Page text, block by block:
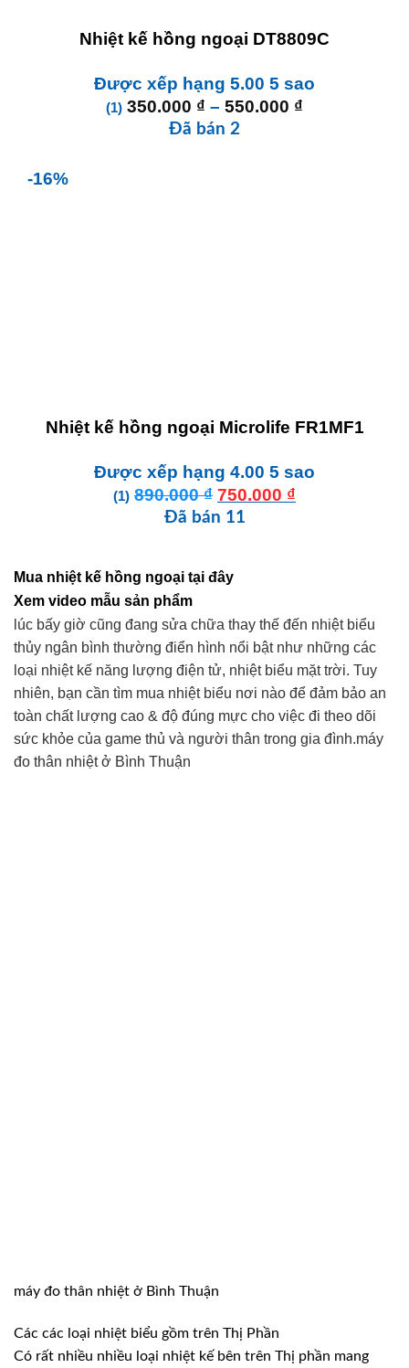
Nhiệt kế hồng ngoại DT8809C
Được xếp hạng 5.00 5 sao
(1) 350.000 ₫ – 550.000 ₫
Đã bán 2
-16%
Nhiệt kế hồng ngoại Microlife FR1MF1
Được xếp hạng 4.00 5 sao
(1) 890.000₫ Giá
gốc
750.000 ₫
Đã bán 11
Mua nhiệt kế hồng ngoại tại đây
Xem video mẫu sản phẩm
lúc bấy giờ cũng đang sửa chữa thay thế đến nhiệt biểu
thủy ngân bình thường điển hình nổi bật như những các
loại nhiệt kế năng lượng điện tử, nhiệt biểu mặt trời. Tuy
nhiên, bạn cần tìm mua nhiệt biểu nơi nào để đảm bảo an
toàn chất lượng cao & độ đúng mực cho việc đi theo dõi
sức khỏe của game thủ và người thân trong gia đình.máy
đo thân nhiệt ở Bình Thuận
máy đo thân nhiệt ở Bình Thuận
Các các loại nhiệt biểu gồm trên Thị Phần
Có rất nhiều nhiều loại nhiệt kế bên trên Thị phần mang